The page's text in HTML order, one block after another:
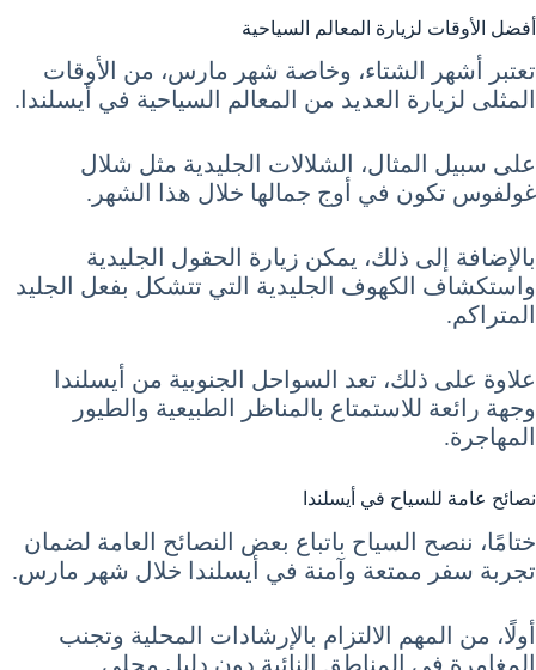
أفضل الأوقات لزيارة المعالم السياحية
تعتبر أشهر الشتاء، وخاصة شهر مارس، من الأوقات
المثلى لزيارة العديد من المعالم السياحية في أيسلندا.
على سبيل المثال، الشلالات الجليدية مثل شلال
غولفوس تكون في أوج جمالها خلال هذا الشهر.
بالإضافة إلى ذلك، يمكن زيارة الحقول الجليدية
واستكشاف الكهوف الجليدية التي تتشكل بفعل الجليد
المتراكم.
علاوة على ذلك، تعد السواحل الجنوبية من أيسلندا
وجهة رائعة للاستمتاع بالمناظر الطبيعية والطيور
المهاجرة.
نصائح عامة للسياح في أيسلندا
ختامًا، ننصح السياح باتباع بعض النصائح العامة لضمان
تجربة سفر ممتعة وآمنة في أيسلندا خلال شهر مارس.
أولًا، من المهم الالتزام بالإرشادات المحلية وتجنب
المغامرة في المناطق النائية دون دليل محلي.